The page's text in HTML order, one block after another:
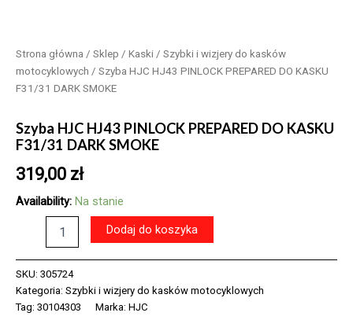
Strona główna / Sklep / Kaski / Szybki i wizjery do kasków
motocyklowych / Szyba HJC HJ43 PINLOCK PREPARED DO KASKU
F31/31 DARK SMOKE
Szyba HJC HJ43 PINLOCK PREPARED DO KASKU
F31/31 DARK SMOKE
319,00 zł
Availability: Na stanie
HJ43
PINLOCK
PREPARED
Dodaj do koszyka
SKU: 305724
Kategoria: Szybki i wizjery do kasków motocyklowych
Tag: 30104303 Marka: HJC